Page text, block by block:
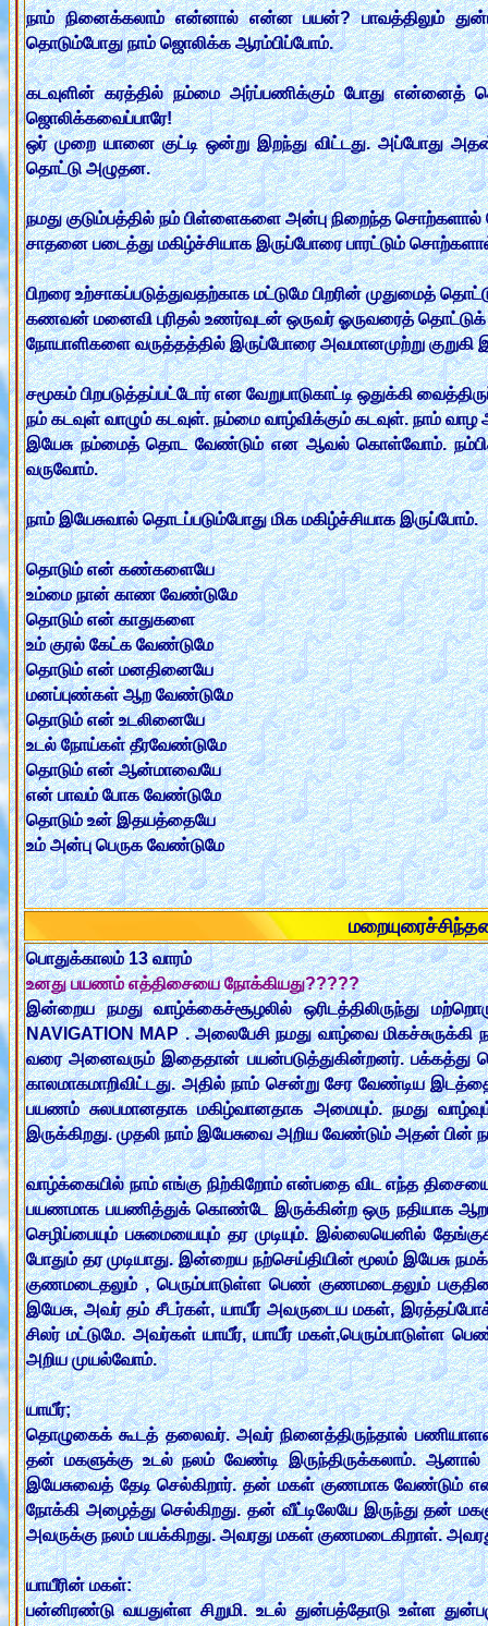
நாம் நினைக்கலாம் என்னால் என்ன பயன்? பாவத்திலும்
தொடும்போது நாம் ஜொலிக்க ஆரம்பிப்போம்.
கடவுளின் கரத்தில் நம்மை அர்ப்பணிக்கும் போது என்னைத்
ஜொலிக்கவைப்பாரே!
ஒர் முறை யானை குட்டி ஒன்று இறந்து விட்டது. அப்போது
தொட்டு அழுதன.
நமது குடும்பத்தில் நம் பிள்ளைகளை அன்பு நிறைந்த
சாதனை படைத்து மகிழ்ச்சியாக இருப்போரை பாரட்டும்
பிறரை உற்சாகப்படுத்துவதற்காக மட்டுமே பிறரின் முதுமைத்
கணவன் மனைவி புரிதல் உணர்வுடன் ஒருவர் ஓருவரைத்
நோயாளிகளை வருத்தத்தில் இருப்போரை அவமானமுற்று
சமூகம் பிறபடுத்தப்பட்டோர் என வேறுபாடுகாட்டி ஒதுக்கி
நம் கடவுள் வாழும் கடவுள். நம்மை வாழ்விக்கும் கடவுள். நாம்
இயேசு நம்மைத் தொட வேண்டும் என ஆவல் கொள்வோம்.
வருவோம்.
நாம் இயேசுவால் தொடப்படும்போது மிக மகிழ்ச்சியாக இருப்போம்.
தொடும் என் கண்களையே
உம்மை நான் காண வேண்டுமே
தொடும் என் காதுகளை
உம் குரல் கேட்க வேண்டுமே
தொடும் என் மனதினையே
மனப்புண்கள் ஆற வேண்டுமே
தொடும் என் உடலினையே
உடல் நோய்கள் தீரவேண்டுமே
தொடும் என் ஆன்மாவையே
என் பாவம் போக வேண்டுமே
தொடும் உன் இதயத்தையே
உம் அன்பு பெருக வேண்டுமே
பொதுக்காலம் 13 வாரம்
உனது பயணம் எத்திசையை நோக்கியது?????
இன்றைய நமது வாழ்க்கைச்சூழலில் ஒரிடத்திலிருந்து
NAVIGATION MAP . அலைபேசி நமது வாழ்வை
வரை அனைவரும் இதைதான் பயன்படுத்துகின்றனர். பக்கத்து
காலமாகமாறிவிட்டது. அதில் நாம் சென்று சேர வேண்டிய
பயணம் சுலபமானதாக மகிழ்வானதாக அமையும். நமது
இருக்கிறது. முதலி நாம் இயேசுவை அறிய வேண்டும் அதன் பின்
வாழ்க்கையில் நாம் எங்கு நிற்கிறோம் என்பதை விட எந்த
பயணமாக பயணித்துக் கொண்டே இருக்கின்ற ஒரு நதியாக
செழிப்பையும் பசுமையையும் தர முடியும். இல்லையெனில்
போதும் தர முடியாது. இன்றைய நற்செய்தியின் மூலம் இயேசு
குணமடைதலும் , பெரும்பாடுள்ள பெண் குணமடைதலும்
இயேசு, அவர் தம் சீடர்கள், யாயீர் அவருடைய மகள்,
சிலர் மட்டுமே. அவர்கள் யாயீர், யாயீர்
அறிய முயல்வோம்.
யாயீர்;
தொழுகைக் கூடத் தலைவர். அவர் நினைத்திருந்தால்
தன் மகளுக்கு உடல் நலம் வேண்டி இருந்திருக்கலாம்.
இயேசுவைத் தேடி செல்கிறார். தன் மகள் குணமாக
நோக்கி அழைத்து செல்கிறது. தன் வீட்டிலேயே இருந்து தன்
அவருக்கு நலம் பயக்கிறது. அவரது மகள் குணமடைகிறாள்.
யாயீரின் மகள்:
பன்னிரண்டு வயதுள்ள சிறுமி. உடல் துன்பத்தோடு உள்ள